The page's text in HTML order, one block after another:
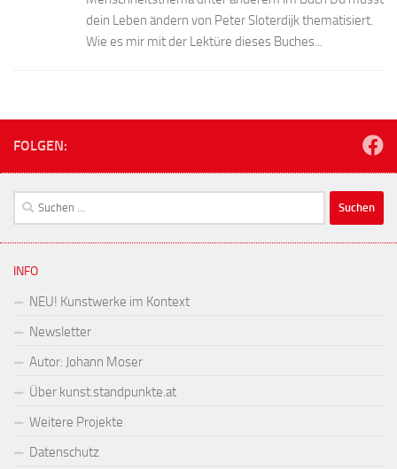
dein Leben ändern von Peter Sloterdijk thematisiert.
Wie es mir mit der Lektüre dieses Buches...
FOLGEN:
Suchen
nach:
INFO
NEU! Kunstwerke im Kontext
Newsletter
Autor: Johann Moser
Über kunst.standpunkte.at
Weitere Projekte
Datenschutz